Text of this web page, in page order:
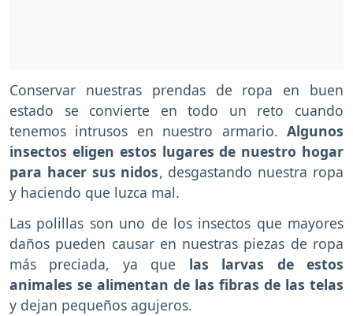
Conservar nuestras prendas de ropa en buen
estado se convierte en todo un reto cuando
tenemos intrusos en nuestro armario. Algunos
insectos eligen estos lugares de nuestro hogar
para hacer sus nidos, desgastando nuestra ropa
y haciendo que luzca mal.
Las polillas son uno de los insectos que mayores
daños pueden causar en nuestras piezas de ropa
más preciada, ya que las larvas de estos
animales se alimentan de las fibras de las telas
y dejan pequeños agujeros.